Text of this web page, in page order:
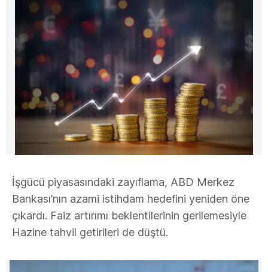
İşgücü piyasasındaki zayıflama, ABD Merkez
Bankası’nın azami istihdam hedefini yeniden öne
çıkardı. Faiz artırımı beklentilerinin gerilemesiyle
Hazine tahvil getirileri de düştü.